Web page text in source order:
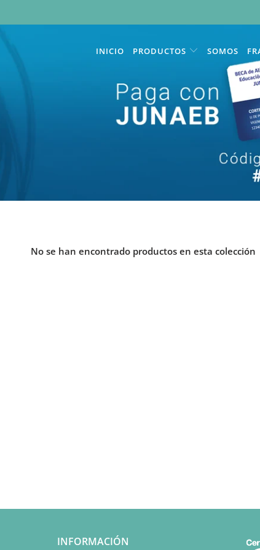
INICIO PRODUCTOS SOMOS
No se han encontrado productos en esta colección
INFORMACIÓN